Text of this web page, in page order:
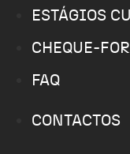
ESTÁGIOS
CHEQUE-
FAQ
CONTACTOS